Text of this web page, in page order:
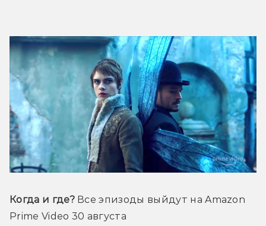
Когда и где? Все эпизоды выйдут на Amazon
Prime Video 30 августа